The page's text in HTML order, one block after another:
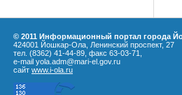
© 2011 Информационный портал города
424001 Йошкар-Ола, Ленинский проспект, 27
тел. (8362) 41-44-89, факс 63-03-71,
e-mail yola.adm@mari-el.gov.ru
сайт www.i-ola.ru